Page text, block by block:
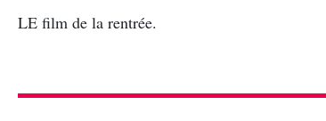
LE film de la rentrée.